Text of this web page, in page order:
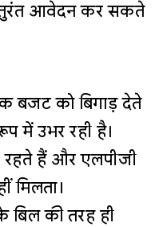
तुरंत आवेदन कर सकते
बजट को बिगाड़ देते
में उभर रही है।
रहते हैं और एलपीजी
मिलता।
बिल की तरह ही